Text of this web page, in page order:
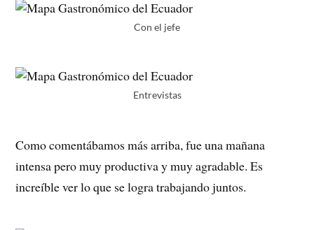
Con el jefe
Entrevistas
Como comentábamos más arriba, fue una mañana
intensa pero muy productiva y muy agradable. Es
increíble ver lo que se logra trabajando juntos.